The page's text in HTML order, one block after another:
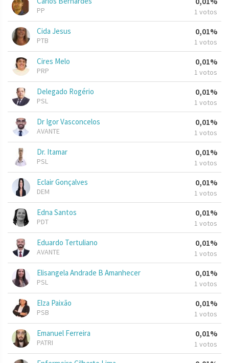
PP 1 votos
Cida Jesus
PTB
0,01%
1 votos
Cires Melo
PRP
0,01%
1 votos
Delegado Rogério
PSL
0,01%
1 votos
Dr Igor Vasconcelos
AVANTE
0,01%
1 votos
Dr. Itamar
PSL
0,01%
1 votos
Eclair Gonçalves
DEM
0,01%
1 votos
Edna Santos
PDT
0,01%
1 votos
Eduardo Tertuliano
AVANTE
0,01%
1 votos
Elisangela Andrade B Amanhecer
PSL
0,01%
1 votos
Elza Paixão
PSB
0,01%
1 votos
Emanuel Ferreira
PATRI
0,01%
1 votos